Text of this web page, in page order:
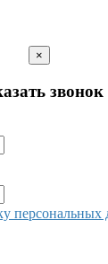
×
звонок
персональных